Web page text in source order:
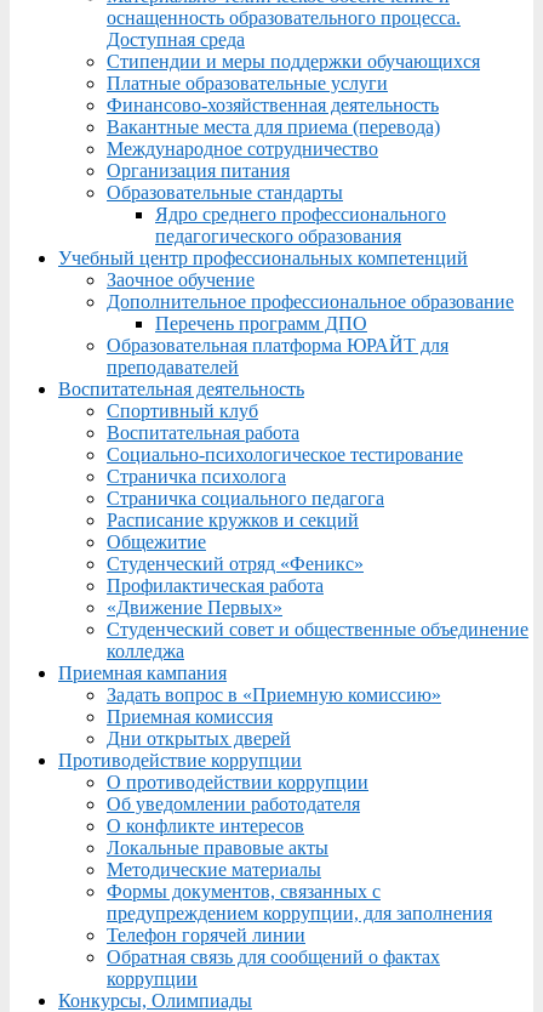
оснащенность образовательного процесса.
Доступная среда
Стипендии и меры поддержки обучающихся
Платные образовательные услуги
Финансово-хозяйственная деятельность
Вакантные места для приема (перевода)
Международное сотрудничество
Организация питания
Образовательные стандарты
Ядро среднего профессионального
педагогического образования
Учебный центр профессиональных компетенций
Заочное обучение
Дополнительное профессиональное образование
Перечень программ ДПО
Образовательная платформа ЮРАЙТ для
преподавателей
Воспитательная деятельность
Спортивный клуб
Воспитательная работа
Социально-психологическое тестирование
Страничка психолога
Страничка социального педагога
Расписание кружков и секций
Общежитие
Студенческий отряд «Феникс»
Профилактическая работа
«Движение Первых»
Студенческий совет и общественные объединение
колледжа
Приемная кампания
Задать вопрос в «Приемную комиссию»
Приемная комиссия
Дни открытых дверей
Противодействие коррупции
О противодействии коррупции
Об уведомлении работодателя
О конфликте интересов
Локальные правовые акты
Методические материалы
Формы документов, связанных с
предупреждением коррупции, для заполнения
Телефон горячей линии
Обратная связь для сообщений о фактах
коррупции
Конкурсы, Олимпиады